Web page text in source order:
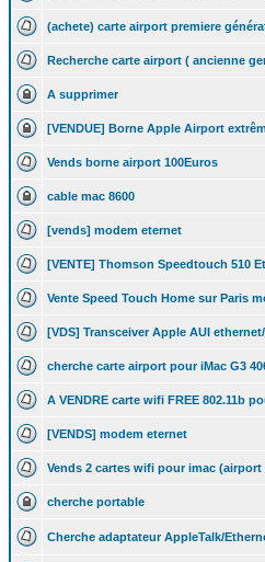
(achete) carte airport premiere
Recherche carte airport ( ancienne
A supprimer
[VENDUE] Borne Apple Airport
Vends borne airport 100Euros
cable mac 8600
[vends] modem eternet
[VENTE] Thomson Speedtouch 510
Vente Speed Touch Home sur Paris
[VDS] Transceiver Apple AUI
cherche carte airport pour iMac G3
A VENDRE carte wifi FREE 802.11b
[VENDS] modem eternet
Vends 2 cartes wifi pour imac
cherche portable
Cherche adaptateur AppleTalk/